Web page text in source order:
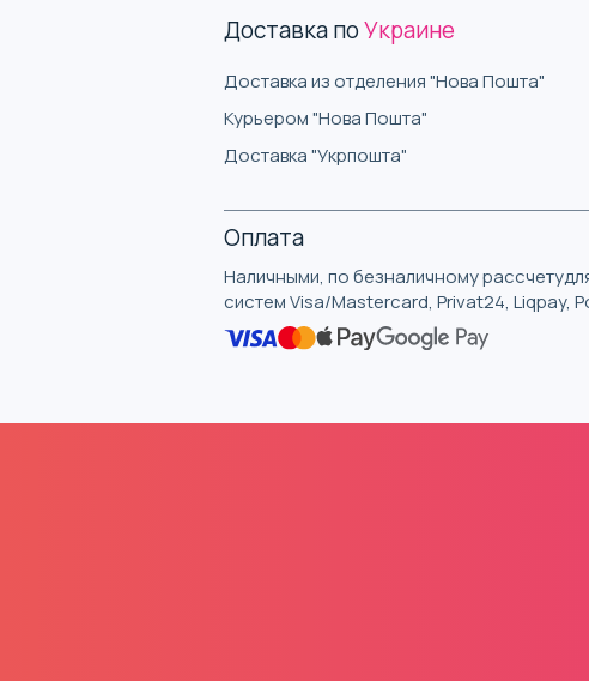
Доставка поУкраине
Доставка из отделения "Нова Пошта"
Курьером "Нова Пошта"
Доставка "Укрпошта"
Оплата
Наличными, по безналичному
систем Visa/Mastercard, Privat24, Liqpay,